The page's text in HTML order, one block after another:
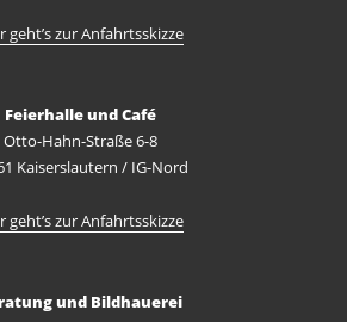
geht’s zur Anfahrtsskizze
Feierhalle und Café
Otto-Hahn-Straße 6-8
Kaiserslautern / IG-Nord
geht’s zur Anfahrtsskizze
und Bildhauerei